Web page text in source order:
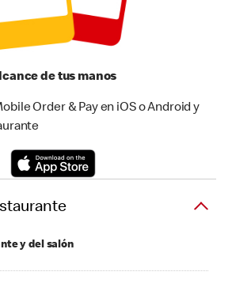
de tus manos
Order & Pay en iOS o Android y
y del salón